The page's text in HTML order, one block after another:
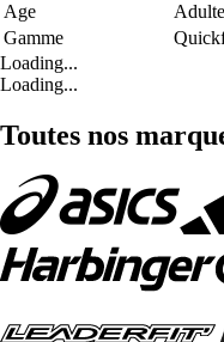
Age
Adulte
Gamme
Loading...
Loading...
Toutes nos